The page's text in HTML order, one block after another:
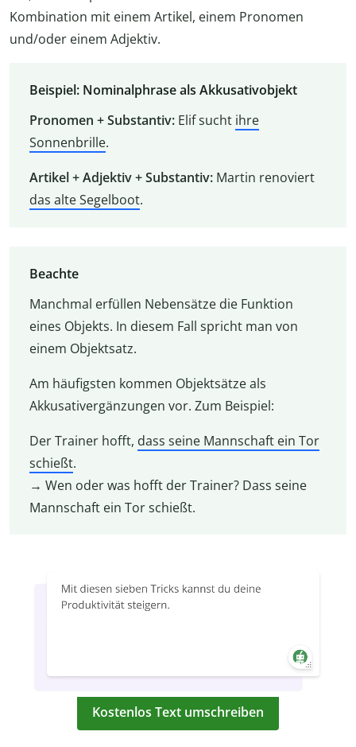
Kombination mit einem Artikel, einem Pronomen
und/oder einem Adjektiv.
Beispiel: Nominalphrase als Akkusativobjekt
Pronomen + Substantiv:Elif sucht ihre
Sonnenbrille.
Artikel + Adjektiv + Substantiv:Martin renoviert
das alte Segelboot.
Beachte
Manchmal erfüllen Nebensätze die Funktion
eines Objekts. In diesem Fall spricht man von
einem Objektsatz.
Am häufigsten kommen Objektsätze als
Akkusativergänzungen vor. Zum Beispiel:
Der Trainer hofft, dass seine Mannschaft ein Tor
schießt.
→ Wen oder was hofft der Trainer? Dass seine
Mannschaft ein Tor schießt.
Kostenlos Text umschreiben